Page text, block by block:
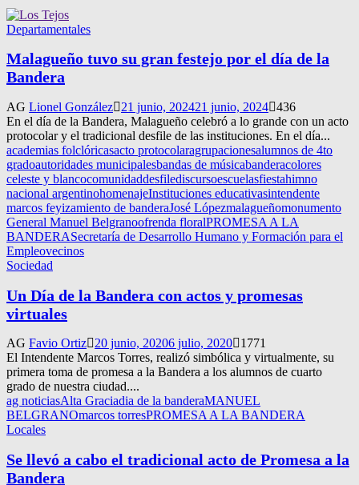
Departamentales
Malagueño tuvo su gran festejo por el día de la
Bandera
AG Lionel González 21 junio, 202421 junio, 2024 436
En el día de la Bandera, Malagueño celebró a lo grande con un acto
protocolar y el tradicional desfile de las instituciones. En el día...
academias folclóricasacto protocolaragrupacionesalumnos de 4to
gradoautoridades municipalesbandas de músicabanderacolores
celeste y blancocomunidaddesfilediscursoescuelasfiestahimno
nacional argentinohomenajeInstituciones educativasintendente
marcos feyizamiento de banderaJosé Lópezmalagueñomonumento
General Manuel Belgranoofrenda floralPROMESA A LA
BANDERASecretaría de Desarrollo Humano y Formación para el
Empleovecinos
Sociedad
Un Día de la Bandera con actos y promesas
virtuales
AG Favio Ortiz 20 junio, 20206 julio, 2020
1771
El Intendente Marcos Torres, realizó simbólica y virtualmente, su
primera toma de promesa a la Bandera a los alumnos de cuarto
grado de nuestra ciudad....
ag noticiasAlta Graciadia de la banderaMANUEL
BELGRANOmarcos torresPROMESA A LA BANDERA
Locales
Se llevó a cabo el tradicional acto de Promesa a la
Bandera